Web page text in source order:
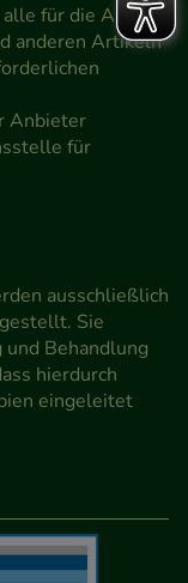
für die Abgabe
anderen Artikeln
Anbieter
für
ausschließlich
Sie
Behandlung
hierdurch
eingeleitet